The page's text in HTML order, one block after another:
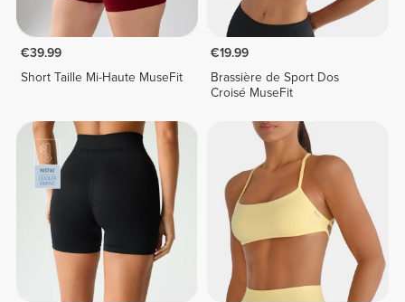
€39.99
Short Taille Mi-Haute MuseFit
€19.99
Brassière de Sport Dos
Croisé MuseFit